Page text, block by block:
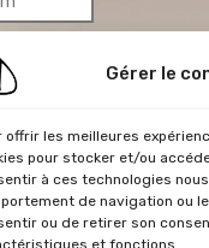
Gérer le
offrir les meilleures
pour stocker et/ou
à ces technologies
de navigation ou
ou de retirer son
et fonctions.
*
de
&